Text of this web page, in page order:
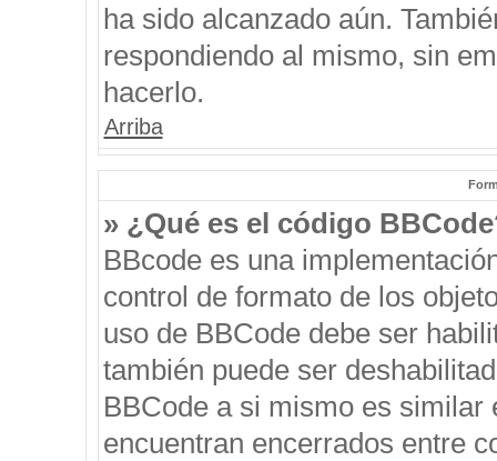
ha sido alcanzado aún.
respondiendo al mismo, sin
hacerlo.
Arriba
» ¿Qué es el código
BBcode es una
control de formato de los
uso de BBCode debe ser
también puede ser
BBCode a si mismo es
encuentran encerrados entre